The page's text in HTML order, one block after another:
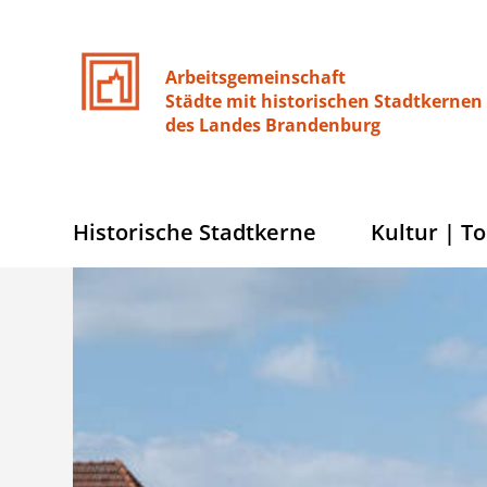
Arbeitsgemeinschaft
Städte mit historischen Stadtkernen
des Landes Brandenburg
Historische Stadtkerne Kultur |